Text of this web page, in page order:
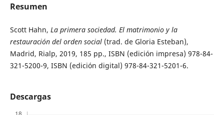
Resumen
Scott Hahn, La primera sociedad. El matrimonio y la
restauración del orden social(trad. de Gloria Esteban),
Madrid, Rialp, 2019, 185 pp., ISBN (edición impresa) 978-84-
321-5200-9, ISBN (edición digital) 978-84-321-5201-6.
Descargas